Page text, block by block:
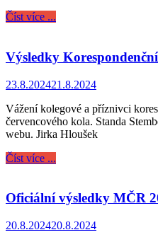
Číst více ...
Výsledky Korespondenční
23.8.202421.8.2024
Vážení kolegové a příznivci
červencového kola. Standa
webu. Jirka Hloušek
Číst více ...
Oficiální výsledky MČR
20.8.202420.8.2024